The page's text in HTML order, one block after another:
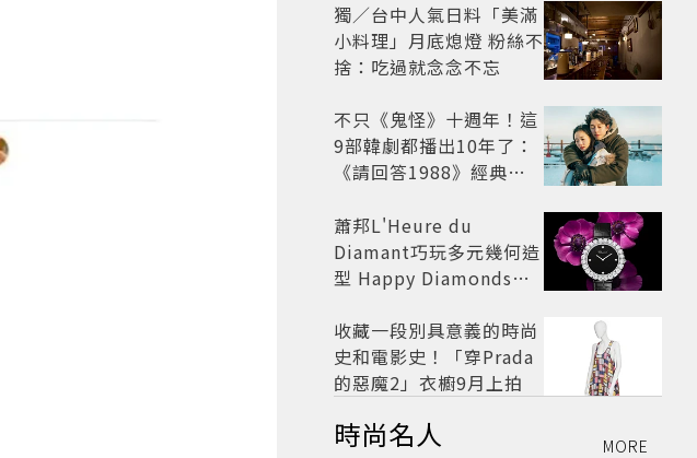
獨／台中人氣日料「美滿
小料理」月底熄燈 粉絲不
捨：吃過就念念不忘
不只《鬼怪》十週年！這
9部韓劇都播出10年了：
《請回答1988》經典不
蕭邦L'Heure du
Diamant巧玩多元幾何造
型 Happy Diamonds歡
收藏一段別具意義的時尚
史和電影史！「穿Prada
的惡魔2」衣櫥9月上拍
時尚名人 MORE